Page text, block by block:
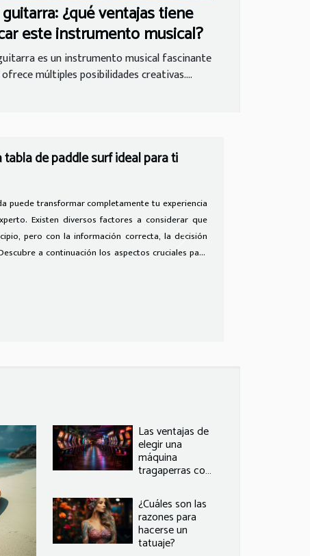
¿qué ventajas tiene
este instrumento musical?
es un instrumento musical fascinante
múltiples posibilidades creativas....
comunes en potenciadores
hombres ha aumentado notablemente en la última
preocupación por sus posibles efectos
su bienestar íntimo, es esencial comprender
Las ventajas de
elegir una
máquina
tragaperras con
¿Cuáles son las
razones para
hacerse un
tatuaje?